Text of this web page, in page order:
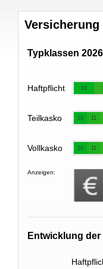
Versicherung
Typklassen 2026
Haftpflicht 10
Teilkasko 10 11
Vollkasko 10 11
Anzeigen:
Entwicklung